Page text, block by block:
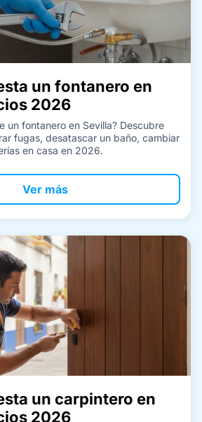
un fontanero en
2026
un fontanero en Sevilla? Descubre
fugas, desatascar un baño, cambiar
en casa en 2026.
Ver más
un carpintero en
2026